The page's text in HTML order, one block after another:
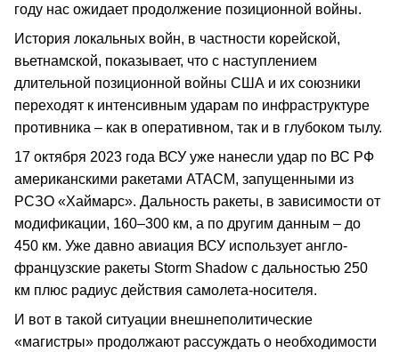
году нас ожидает продолжение позиционной войны.
История локальных войн, в частности корейской,
вьетнамской, показывает, что с наступлением
длительной позиционной войны США и их союзники
переходят к интенсивным ударам по инфраструктуре
противника – как в оперативном, так и в глубоком тылу.
17 октября 2023 года ВСУ уже нанесли удар по ВС РФ
американскими ракетами АТАСМ, запущенными из
РСЗО «Хаймарс». Дальность ракеты, в зависимости от
модификации, 160–300 км, а по другим данным – до
450 км. Уже давно авиация ВСУ использует англо-
французские ракеты Storm Shadow с дальностью 250
км плюс радиус действия самолета-носителя.
И вот в такой ситуации внешнеполитические
«магистры» продолжают рассуждать о необходимости